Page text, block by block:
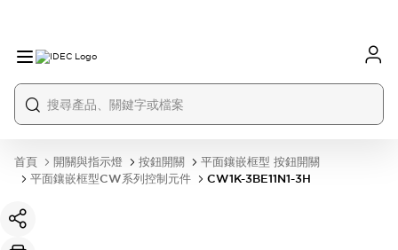
首頁 開關與指示燈 按鈕開關
平面鑲嵌框型 按鈕開關
平面鑲嵌框型CW系列控制元件
CW1K-3BE11N1-3H